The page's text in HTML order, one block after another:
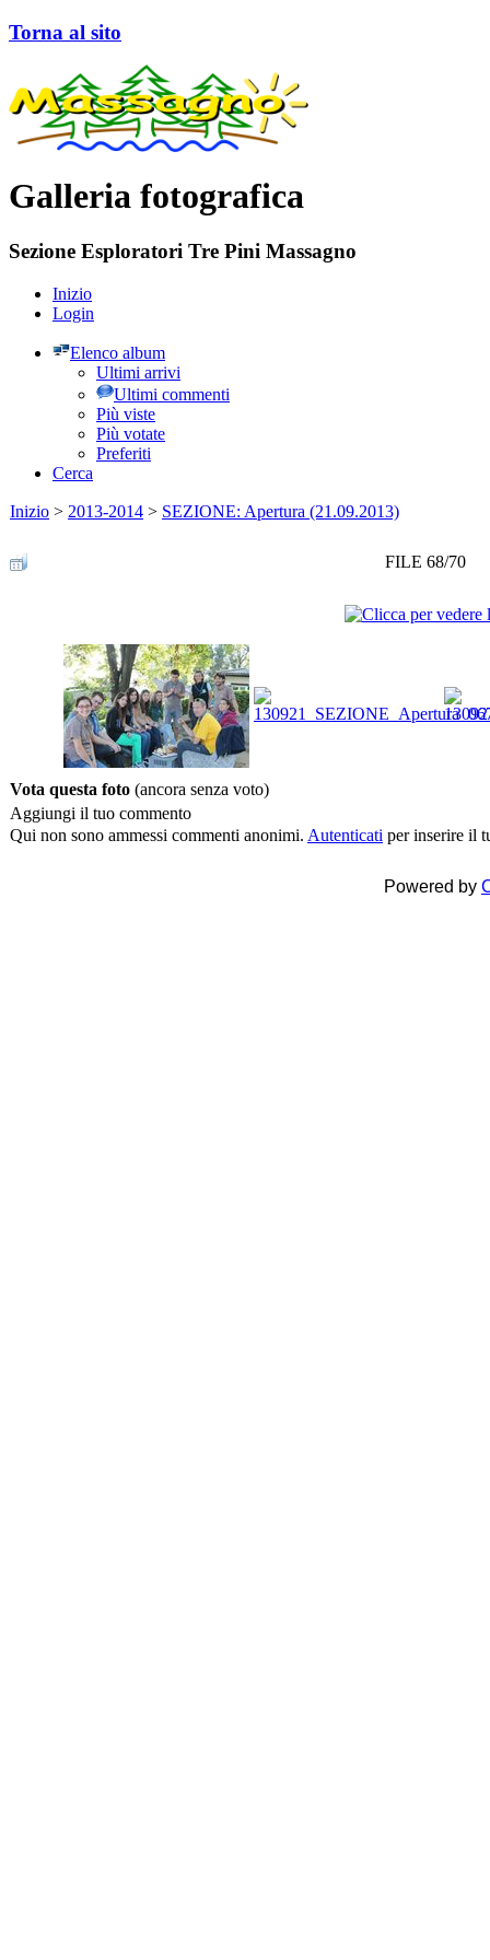
Torna al sito
Galleria fotografica
Sezione Esploratori Tre Pini Massagno
Inizio
Login
Elenco album
Ultimi arrivi
Ultimi commenti
Più viste
Più votate
Preferiti
Cerca
Inizio > 2013-2014 > SEZIONE: Apertura (21.09.2013)
FILE 68/70
Vota questa foto (ancora senza voto)
Aggiungi il tuo commento
Qui non sono ammessi commenti anonimi. Autenticati per inserire il
Powered by